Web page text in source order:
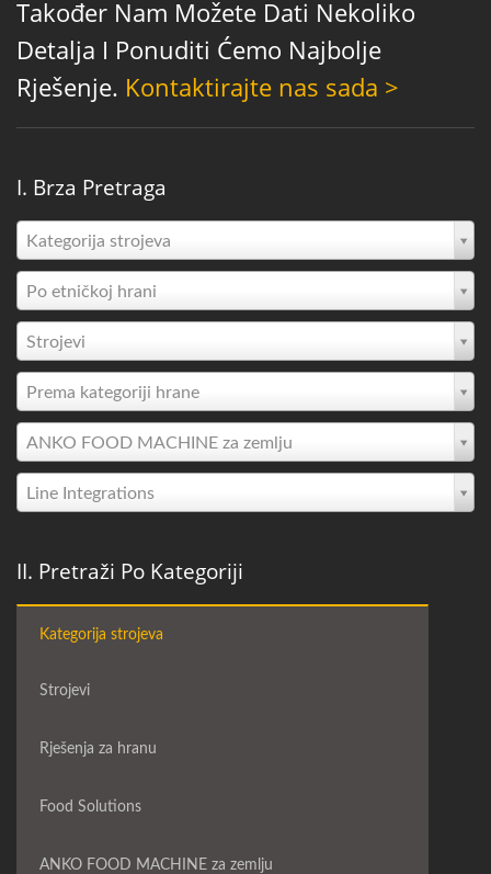
Također Nam Možete Dati Nekoliko
Detalja I Ponuditi Ćemo Najbolje
Rješenje. Kontaktirajte nas sada >
I. Brza Pretraga
Kategorija strojeva
Po etničkoj hrani
Strojevi
Prema kategoriji hrane
ANKO FOOD MACHINE za zemlju
Line Integrations
II. Pretraži Po Kategoriji
Kategorija strojeva
Strojevi
Rješenja za hranu
Food Solutions
ANKO FOOD MACHINE za zemlju